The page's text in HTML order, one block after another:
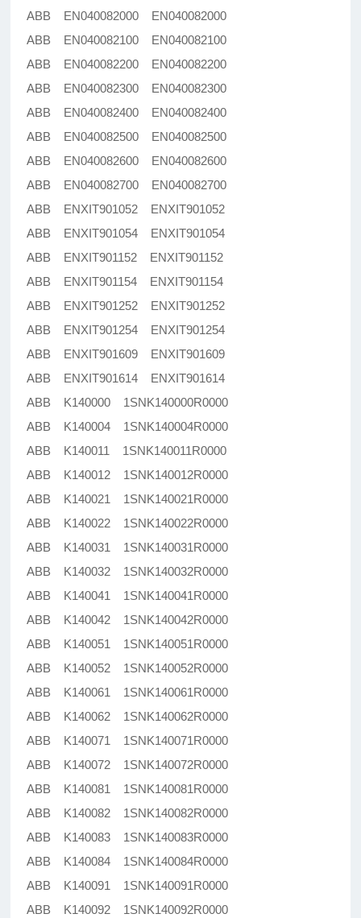
ABB EN040082000 EN040082000
ABB EN040082100 EN040082100
ABB EN040082200 EN040082200
ABB EN040082300 EN040082300
ABB EN040082400 EN040082400
ABB EN040082500 EN040082500
ABB EN040082600 EN040082600
ABB EN040082700 EN040082700
ABB ENXIT901052 ENXIT901052
ABB ENXIT901054 ENXIT901054
ABB ENXIT901152 ENXIT901152
ABB ENXIT901154 ENXIT901154
ABB ENXIT901252 ENXIT901252
ABB ENXIT901254 ENXIT901254
ABB ENXIT901609 ENXIT901609
ABB ENXIT901614 ENXIT901614
ABB K140000 1SNK140000R0000
ABB K140004 1SNK140004R0000
ABB K140011 1SNK140011R0000
ABB K140012 1SNK140012R0000
ABB K140021 1SNK140021R0000
ABB K140022 1SNK140022R0000
ABB K140031 1SNK140031R0000
ABB K140032 1SNK140032R0000
ABB K140041 1SNK140041R0000
ABB K140042 1SNK140042R0000
ABB K140051 1SNK140051R0000
ABB K140052 1SNK140052R0000
ABB K140061 1SNK140061R0000
ABB K140062 1SNK140062R0000
ABB K140071 1SNK140071R0000
ABB K140072 1SNK140072R0000
ABB K140081 1SNK140081R0000
ABB K140082 1SNK140082R0000
ABB K140083 1SNK140083R0000
ABB K140084 1SNK140084R0000
ABB K140091 1SNK140091R0000
ABB K140092 1SNK140092R0000